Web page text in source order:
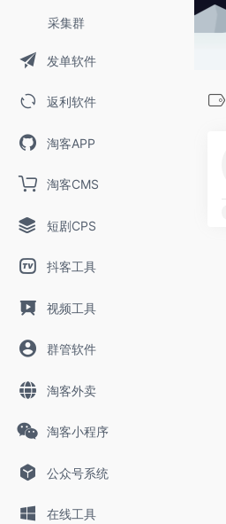
采集群
发单软件
返利软件
淘客APP
淘客CMS
短剧CPS
抖客工具
视频工具
群管软件
淘客外卖
淘客小程序
公众号系统
在线工具